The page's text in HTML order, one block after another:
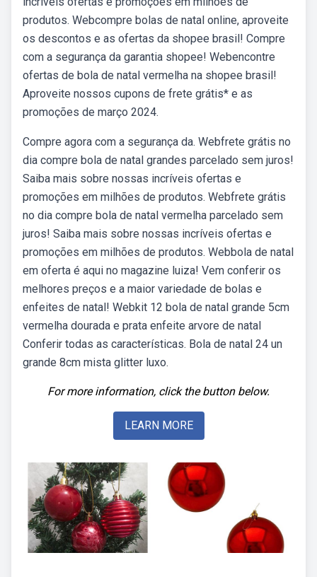
produtos. Webcompre bolas de natal online, aproveite
os descontos e as ofertas da shopee brasil! Compre
com a segurança da garantia shopee! Webencontre
ofertas de bola de natal vermelha na shopee brasil!
Aproveite nossos cupons de frete grátis* e as
promoções de março 2024.
Compre agora com a segurança da. Webfrete grátis no
dia compre bola de natal grandes parcelado sem juros!
Saiba mais sobre nossas incríveis ofertas e
promoções em milhões de produtos. Webfrete grátis
no dia compre bola de natal vermelha parcelado sem
juros! Saiba mais sobre nossas incríveis ofertas e
promoções em milhões de produtos. Webbola de natal
em oferta é aqui no magazine luiza! Vem conferir os
melhores preços e a maior variedade de bolas e
enfeites de natal! Webkit 12 bola de natal grande 5cm
vermelha dourada e prata enfeite arvore de natal
Conferir todas as características. Bola de natal 24 un
grande 8cm mista glitter luxo.
For more information, click the button below.
LEARN MORE